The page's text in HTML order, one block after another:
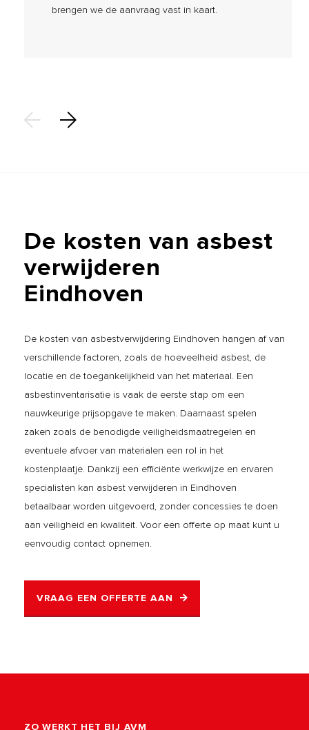
brengen we de aanvraag vast in kaart.
De kosten van asbest
verwijderen
Eindhoven
De kosten van asbestverwijdering Eindhoven hangen af van
verschillende factoren, zoals de hoeveelheid asbest, de
locatie en de toegankelijkheid van het materiaal. Een
asbestinventarisatie is vaak de eerste stap om een
nauwkeurige prijsopgave te maken. Daarnaast spelen
zaken zoals de benodigde veiligheidsmaatregelen en
eventuele afvoer van materialen een rol in het
kostenplaatje. Dankzij een efficiënte werkwijze en ervaren
specialisten kan asbest verwijderen in Eindhoven
betaalbaar worden uitgevoerd, zonder concessies te doen
aan veiligheid en kwaliteit. Voor een offerte op maat kunt u
eenvoudig contact opnemen.
VRAAG EEN OFFERTE AAN
ZO WERKT HET BIJ AVM